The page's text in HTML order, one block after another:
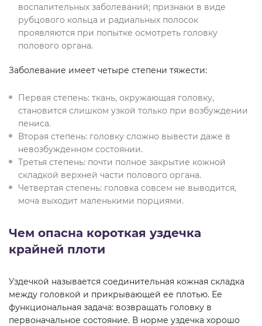
воспалительных заболеваний; признаки в виде
рубцового кольца и радиальных полосок
проявляются при попытке осмотреть головку
полового органа.
Заболевание имеет четыре степени тяжести:
Первая степень: ткань, окружающая головку,
становится слишком узкой только при возбуждении
пениса.
Вторая степень: головку сложно вывести даже в
невозбужденном состоянии.
Третья степень: почти полное закрытие кожной
складкой верхней части полового органа.
Четвертая степень: головка совсем не выводится,
моча выходит маленькими порциями.
Чем опасна короткая уздечка
крайней плоти
Уздечкой называется соединительная кожная складка
между головкой и прикрывающей ее плотью. Ее
функциональная задача: возвращать головку в
первоначальное состояние. В норме уздечка хорошо